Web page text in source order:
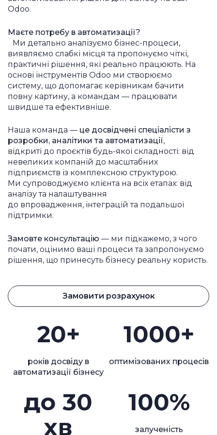
Odoo.
Маєте потребу в автоматизації?
Ми детально аналізуємо бізнес-процеси,
виявляємо слабкі місця та пропонуємо чіткі,
практичні рішення, які реально працюють. На
основі інструментів Odoo ми створюємо
систему, що допомагає керівникам бачити
повну картину, а командам — працювати
швидше та ефективніше.
Наша команда — це досвідчені спеціалісти з
розробки, аналітики та автоматизації,
відкриті до проєктів будь-якої складності: від
невеликих компаній до масштабних
підприємств із комплексною структурою.
Ми супроводжуємо клієнта на всіх етапах: від
аналізу та налаштування
до впровадження, інтеграцій та подальшої
підтримки.
Замовте консультацію — ми підкажемо, з чого
почати, оцінимо ваші процеси та запропонуємо
рішення, що принесуть бізнесу реальну користь.
Замовити розрахунок
20+
років досвіду в
автоматизації бізнесу
1000+
оптимізованих процесів
до 30
хв
100%
залученість